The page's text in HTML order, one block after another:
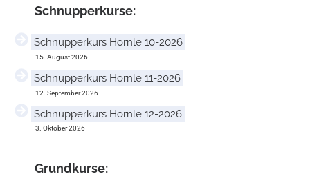
Schnupper­kurse:
Schnupperkurs Hörnle 10-2026
15. August 2026
Schnupperkurs Hörnle 11-2026
12. September 2026
Schnupperkurs Hörnle 12-2026
3. Oktober 2026
Grund­kurse: